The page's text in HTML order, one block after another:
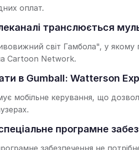
оплат.
транслюється
світ Гамбола", у
Cartoon Network.
в Gumball: Watterson
мобільне керування, що
програмне
забезпечення не